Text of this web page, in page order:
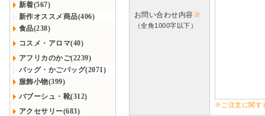
新着(567)
新作オススメ商品(406)
食品(238)
コスメ・アロマ(40)
アフリカのかご(2239)
バッグ・かごバッグ(2071)
服飾小物(399)
バブーシュ・靴(312)
アクセサリー(683)
お問い合わせ内容※
（全角1000字以下）
※ご注文に関す